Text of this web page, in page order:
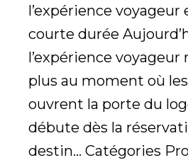
l’expérience voyageur
courte durée
l’expérience
plus au moment où
ouvrent la porte du
débute dès la
destin... Catégories